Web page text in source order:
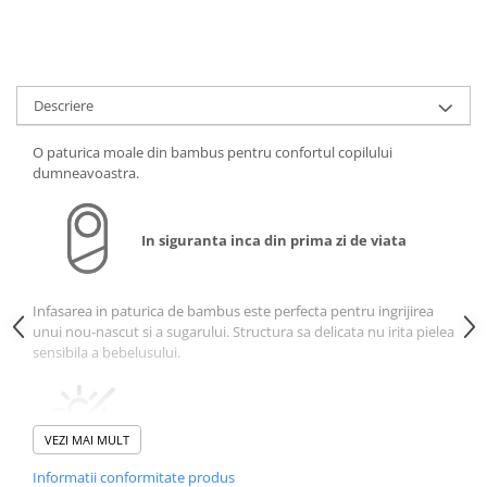
Insecte si paianjeni
Lumea preistorica
Ocean si gheata
Reptile si amfibieni
Set figurine
Viata la ferma
Bancuri de lucru cu unelte
Corturi de joaca
Jucarii de rol
Jucarii pentru baie
La doctor
Piscine cu bile
Descriere
O paturica moale din bambus pentru confortul copilului
dumneavoastra.
In siguranta inca din prima zi de viata
Infasarea in paturica de bambus este perfecta pentru ingrijirea
unui nou-nascut si a sugarului. Structura sa delicata nu irita pielea
sensibila a bebelusului.
VEZI MAI MULT
Informatii conformitate produs